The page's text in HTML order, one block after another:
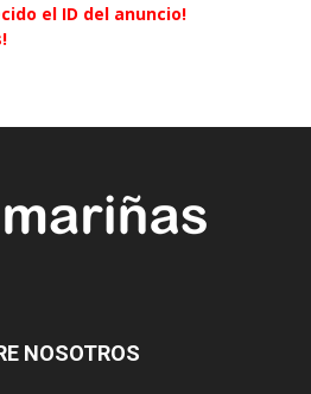
el ID del anuncio!
NOSOTROS